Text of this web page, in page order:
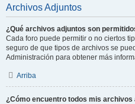
Archivos Adjuntos
¿Qué archivos adjuntos son
Cada foro puede permitir o no ciertos
seguro de que tipos de archivos se
Administración para obtener más
Arriba
¿Cómo encuentro todos mis archivos